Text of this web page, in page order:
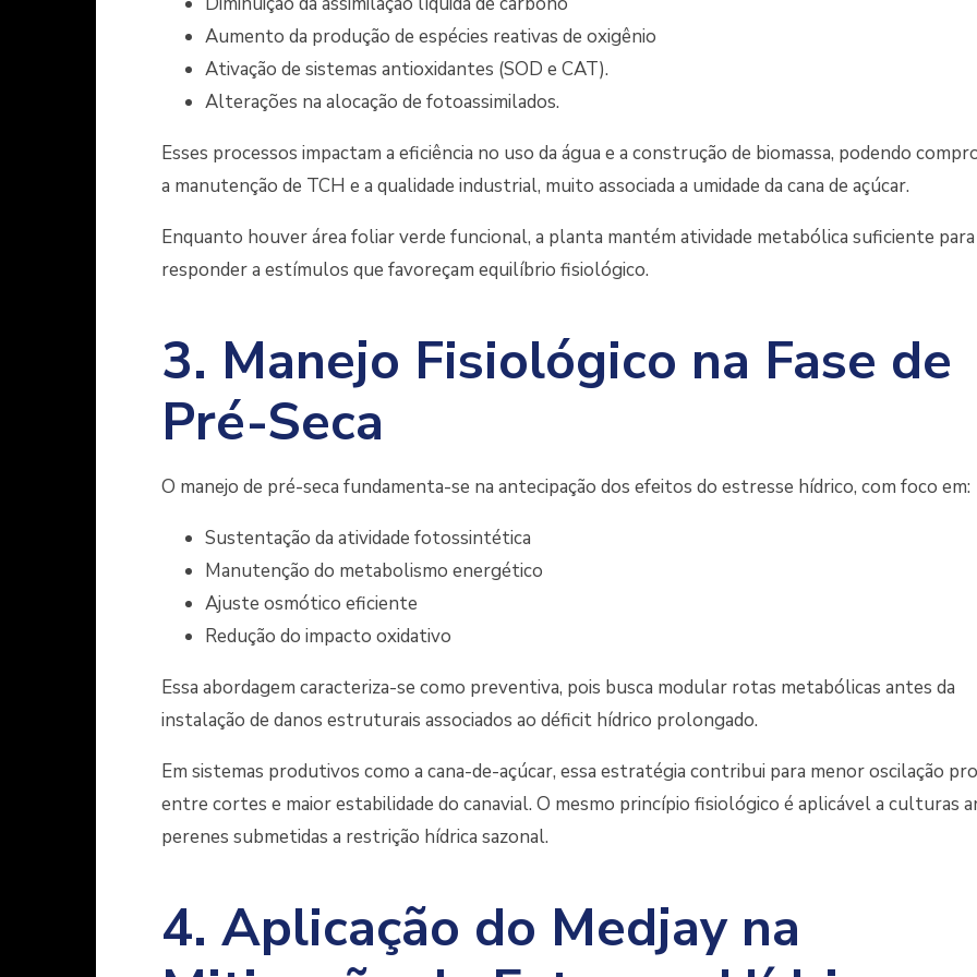
Aumento da produção de espécies reativas de oxigênio
Ativação de sistemas antioxidantes (SOD e CAT).
Alterações na alocação de fotoassimilados.
Esses processos impactam a eficiência no uso da água e a construção de biomassa, podendo
a manutenção de TCH e a qualidade industrial, muito associada a umidade da cana de açúcar.
Enquanto houver área foliar verde funcional, a planta mantém atividade metabólica suficiente para
responder a estímulos que favoreçam equilíbrio fisiológico.
3. Manejo Fisiológico na Fase de
Pré-Seca
O manejo de pré-seca fundamenta-se na antecipação dos efeitos do estresse hídrico, com foco em:
Sustentação da atividade fotossintética
Manutenção do metabolismo energético
Ajuste osmótico eficiente
Redução do impacto oxidativo
Essa abordagem caracteriza-se como preventiva, pois busca modular rotas metabólicas antes da
instalação de danos estruturais associados ao déficit hídrico prolongado.
Em sistemas produtivos como a cana-de-açúcar, essa estratégia contribui para menor oscilação
entre cortes e maior estabilidade do canavial. O mesmo princípio fisiológico é aplicável a culturas
perenes submetidas a restrição hídrica sazonal.
4. Aplicação do Medjay na